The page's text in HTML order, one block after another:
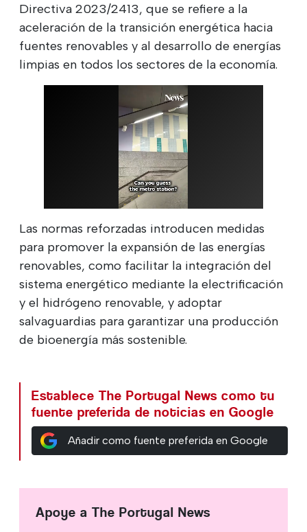
Directiva 2023/2413, que se refiere a la
aceleración de la transición energética hacia
fuentes renovables y al desarrollo de energías
limpias en todos los sectores de la economía.
Las normas reforzadas introducen medidas
para promover la expansión de las energías
renovables, como facilitar la integración del
sistema energético mediante la electrificación
y el hidrógeno renovable, y adoptar
salvaguardias para garantizar una producción
de bioenergía más sostenible.
Establece The Portugal News como tu
fuente preferida de noticias en Google
Añadir como fuente preferida en Google
Apoye a The Portugal News